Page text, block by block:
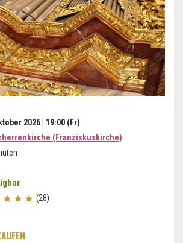
2026 | 19:00 (Fr)
(Franziskuskirche)
(28)